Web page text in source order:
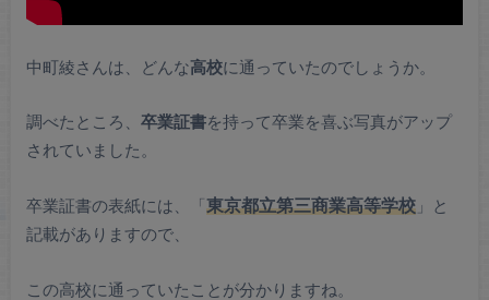
中町綾さんは、どんな高校に通っていたのでしょうか。
調べたところ、 卒業証書を持って卒業を喜ぶ写真がアップ
されていました。
卒業証書の表紙には、「東京都立第三商業高等学校」と
記載がありますので、
この高校に通っていたことが分かりますね。